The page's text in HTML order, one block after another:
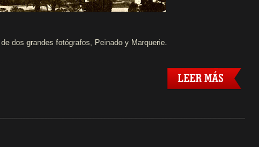
dos grandes fotógrafos, Peinado y Marquerie.
LEER MÁS